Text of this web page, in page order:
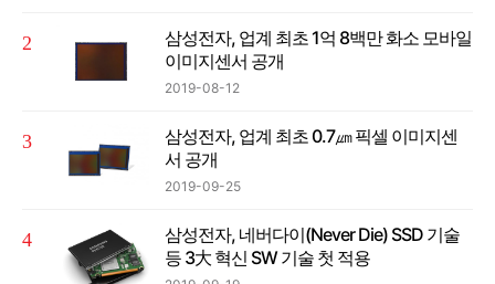
삼성전자, 업계 최초 1억 8백만 화소 모바일
이미지센서 공개
2019-08-12
삼성전자, 업계 최초 0.7㎛ 픽셀 이미지센
서 공개
2019-09-25
삼성전자, 네버다이(Never Die) SSD 기술
등 3大 혁신 SW 기술 첫 적용